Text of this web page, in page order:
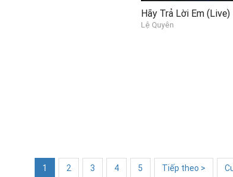
Hãy Trả Lời Em (Live)
Lệ Quyên
1 2 3 4 5 Tiếp theo >